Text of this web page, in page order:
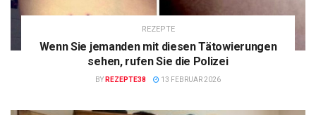
REZEPTE
Wenn Sie jemanden mit diesen Tätowierungen
sehen, rufen Sie die Polizei
BY REZEPTE38 13 FEBRUAR 2026